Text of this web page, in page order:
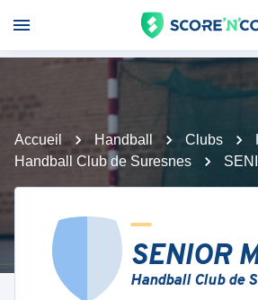
Accueil Handball Clubs
Handball Club de Suresnes
SENIOR
Handball Club de